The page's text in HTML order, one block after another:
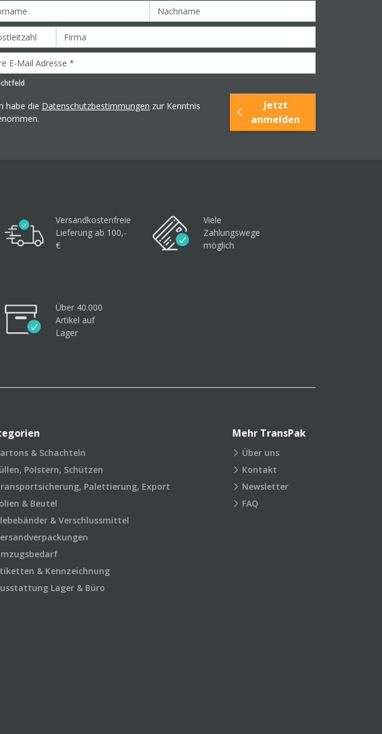
habe die Datenschutzbestimmungen zur Kenntnis
Jetzt
anmelden
Versandkostenfreie
Lieferung ab 100,-
€
Viele
Zahlungswege
möglich
Über 40.000
Artikel auf
Lager
& Schachteln
Polstern, Schützen
Palettierung, Export
& Beutel
& Verschlussmittel
& Kennzeichnung
Lager & Büro
Mehr TransPak
Über uns
Kontakt
Newsletter
FAQ